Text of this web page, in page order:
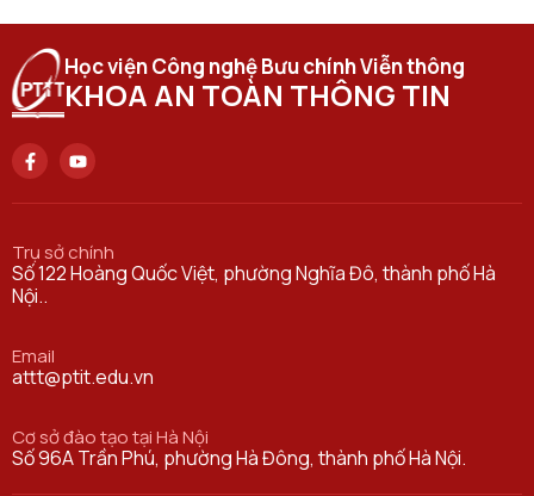
Học viện Công nghệ Bưu chính Viễn thông
KHOA AN TOÀN THÔNG TIN
Trụ sở chính
Số 122 Hoàng Quốc Việt, phường Nghĩa Đô, thành phố Hà
Nội..
Email
attt@ptit.edu.vn
Cơ sở đào tạo tại Hà Nội
Số 96A Trần Phú, phường Hà Đông, thành phố Hà Nội.